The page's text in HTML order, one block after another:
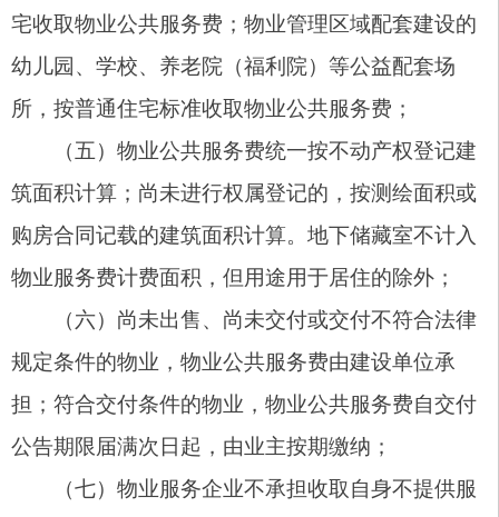
有关规定向住宅小区内的最终用户或设备产权人收
表）的，应当与物业服务企业协商签订书面委托合
同，并向物业服务企业支付酬金；
所有实行政府定价、政府指导价物业收费项
目，必须严格执行法定收费标准，严禁超标准收
费、自立项目收费、变相加价、重复收费，切实规
二、普通住宅小区停车服务收费标准
本标准适用于全市普通住宅小区、保障性住房
小区规划配套的地上公共停车位、地下人防停车位
及配套停车场（库）的停车服务收费（不含车位产
权购置、出让费用）。
区域的场地占用费、车位租赁费、停车服务费均实